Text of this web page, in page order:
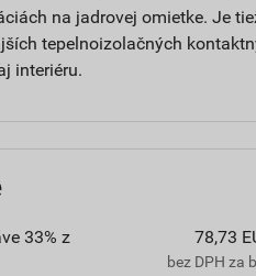
na jadrovej omietke. Je
tepelnoizolačných
interiéru.
33% z
78,73
bez DPH za